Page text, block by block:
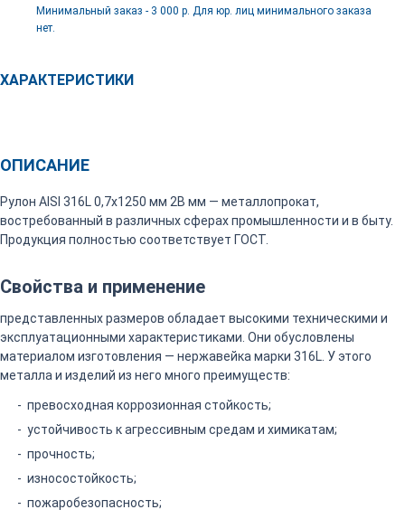
Минимальный заказ - 3 000 р. Для юр. лиц минимального заказа
нет.
ХАРАКТЕРИСТИКИ
ОПИСАНИЕ
Рулон AISI 316L 0,7х1250 мм 2B мм — металлопрокат,
востребованный в различных сферах промышленности и в быту.
Продукция полностью соответствует ГОСТ.
Свойства и применение
представленных размеров обладает высокими техническими и
эксплуатационными характеристиками. Они обусловлены
материалом изготовления — нержавейка марки 316L. У этого
металла и изделий из него много преимуществ:
превосходная коррозионная стойкость;
устойчивость к агрессивным средам и химикатам;
прочность;
износостойкость;
пожаробезопасность;